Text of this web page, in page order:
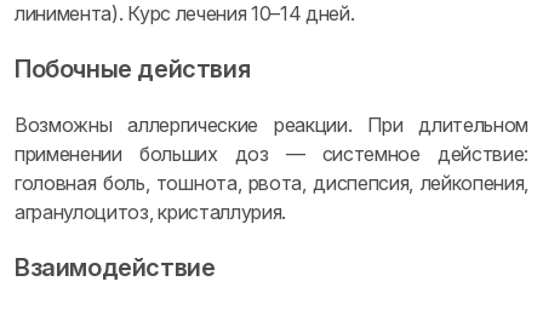
линимента). Курс лечения 10–14 дней.
Побочные действия
Возможны аллергические реакции. При длительном
применении больших доз — системное действие:
головная боль, тошнота, рвота, диспепсия, лейкопения,
агранулоцитоз, кристаллурия.
Взаимодействие